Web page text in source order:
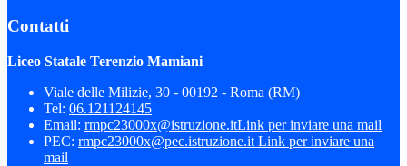
Contatti
Liceo Statale Terenzio Mamiani
Viale delle Milizie, 30 - 00192 - Roma (RM)
Tel: 06.121124145
Email: rmpc23000x@istruzione.itLink per inviare una mail
PEC: rmpc23000x@pec.istruzione.it Link per inviare una
mail